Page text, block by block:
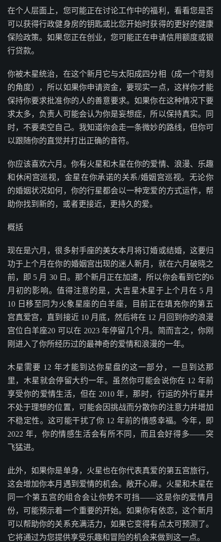
在个人层面上，您可能正在讨论工作中的福利，看看您是否
可以获得行政健身房的钥匙或比您开始时获得的更好的健康
保险政策。如果您正在创业，您可能正在申请信用额度或银
行贷款。
你被木星统治，在这个新月它与太阳成四分相（成一个苛刻
的角度），所以如果你申请资金，要现实一点，这样你才能
保持你要求批准你的人的善意要求。如果你在这种情况下要
求太多，负责人可能会认为你是妄想症，所以保持真实。同
时，不要卖空自己。我知道你会走一条微妙的路线，但你可
以跟随你的直觉并打出正确的音符。
你应该喜欢六月。你有火星和木星在你的爱情、浪漫、乐趣
和休闲宫巡视，金星在你承诺的关系/婚姻宫巡视。无论你
的婚姻状况如何，你的行星都会以一种宠爱的方式运作，帮
助你找到新的，或者更接近，更持久的爱。
概括
现在是六月，很多射手座的美女本月将订婚或结婚，这要归
功于上个月在你的婚姻宫出现的迷人新月，就在六月破晓之
前，即 5 月 30 日。那个新月正在加速，所以你会看到它的6
月初的影响。值得注意的是，大吉星木星于上个月在 5 月
10 日移至同为火象星座的白羊座，目前正在填充你的第五
宫真爱宫，直到接近 10 月底，然后将在 12 月回到你的浪漫
宫位白羊座20 可以在 2023 年停留几个月。简而言之，你刚
刚进入了你所经历过的最神奇的爱情和浪漫的一年。
木星需要 12 年才能到达你星盘的这一部分，一旦到达那
里，木星就会停留大约一年。虽然你可能会说你在 12 年前
享受你的爱情生活，但在 2010 年，那时，行运的外行星并
不处于理想的位置，可能会因挑战而分散你的注意力并增加
不稳定性。这可能干扰了你 12 年前的情感幸福。今年，即
2022 年，你的情感生活会有所不同，而且会好得多——突
飞猛进。
此外，如果你是单身，火星也在你代表真爱的第五宫旅行，
这会增加你本月遇到爱情的机会。敞开心扉。火星和木星在
同一个第五宫的组合会让你势不可挡——这是你的爱情月
份，可能预示着一个重要的开始。如果你有依恋，这个新月
可以帮助你的关系充满活力，如果它变得有点太可预测了。
它将通过为您提供享受乐趣和冒险的机会来做到这一点。